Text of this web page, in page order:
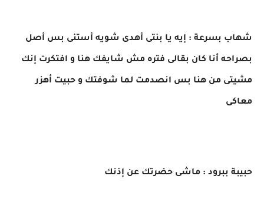
شهاب بسرعة : إيه يا بنتى أهدى شويه أستنى بس أصل
بصراحه أنا كان بقالى فتره مش شايفك هنا و افتكرت إنك
مشيتى من هنا بس انصدمت لما شوفتك و حبيت أهزر
معاكى
حبيبة ببرود : ماشى حضرتك عن إذنك